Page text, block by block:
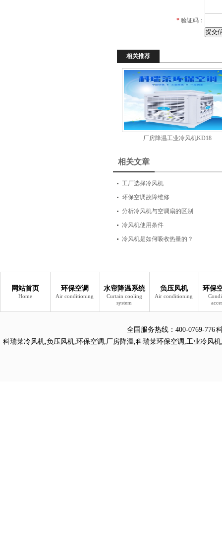
* 验证码：
相关推荐
厂房降温工业冷风机KD18
相关文章
工厂选择冷风机
环保空调故障维修
分析冷风机与空调扇的区别
冷风机使用条件
冷风机是如何吸收热量的？
网站首页
Home
环保空调
Air conditioning
水帘降温系统
Curtain cooling
system
负压风机
Air conditioning
环保
全国服务热线： 400-0769-776
科瑞莱冷风机,负压风机,环保空调 ,厂房降温,科瑞莱环保空调 ,工业冷风机